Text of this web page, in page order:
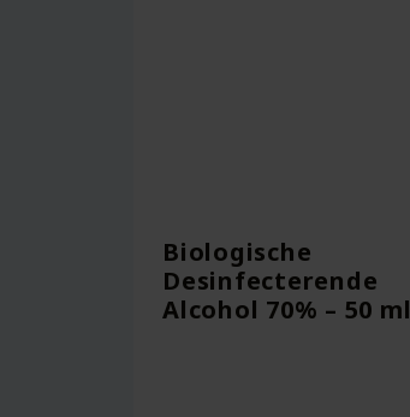
Biologische
Desinfecterende
Alcohol 70% – 50 ml